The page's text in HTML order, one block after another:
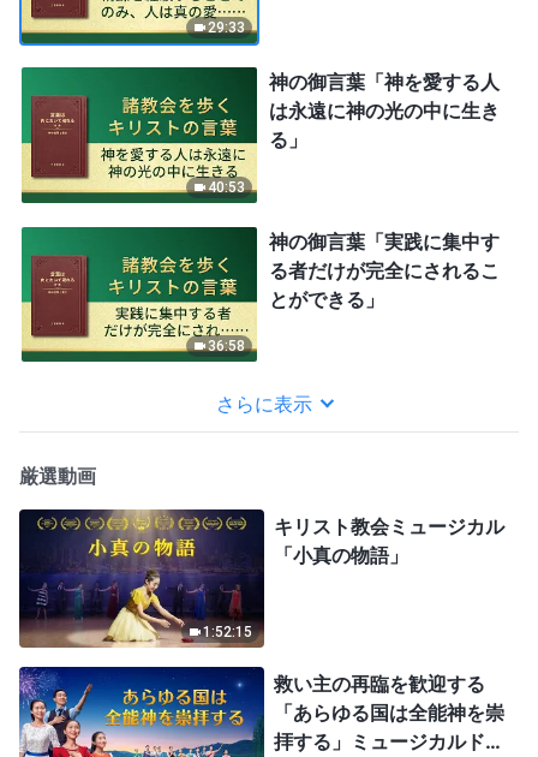
29:33
40:53
神の御言葉「神を愛する人
は永遠に神の光の中に生き
る」
36:58
神の御言葉「実践に集中す
る者だけが完全にされるこ
とができる」
さらに表示
厳選動画
1:52:15
キリスト教会ミュージカル
「小真の物語」
救い主の再臨を歓迎する
「あらゆる国は全能神を崇
拝する」ミュージカルドラ